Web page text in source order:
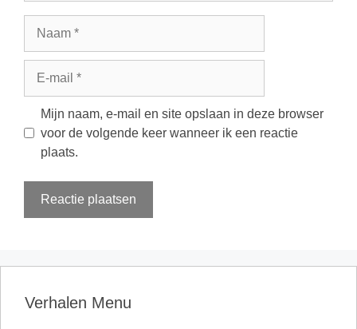
Mijn naam, e-mail en site opslaan in deze browser
voor de volgende keer wanneer ik een reactie
plaats.
Verhalen Menu